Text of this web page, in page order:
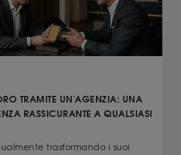
TRAMITE UN'AGENZIA: UNA
RASSICURANTE A QUALSIASI
trasformando i suoi